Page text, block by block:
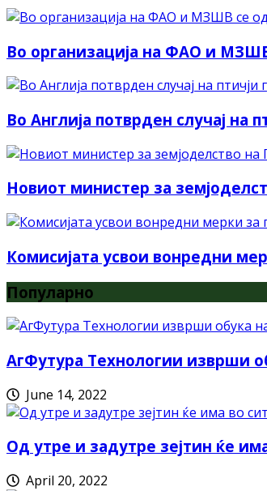
Во организација на ФАО и
Во Англија потврден случај на
Новиот министер за
Комисијата усвои вонредни
Популарно
АгФутура Технологии изврши
June 14, 2022
Од утре и задутре зејтин ќе
April 20, 2022